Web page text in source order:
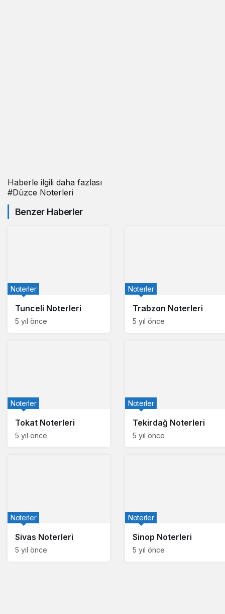
Haberle ilgili daha fazlası
#Düzce Noterleri
Benzer Haberler
Tunceli Noterleri
Noterler
5 yıl önce
Trabzon Noterleri
Noterler
5 yıl önce
Tokat Noterleri
Noterler
5 yıl önce
Tekirdağ Noterleri
Noterler
5 yıl önce
Sivas Noterleri
Noterler
5 yıl önce
Sinop Noterleri
Noterler
5 yıl önce